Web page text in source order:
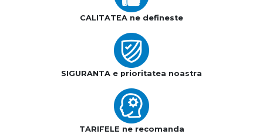
CALITATEA ne defineste
SIGURANTA e prioritatea noastra
TARIFELE ne recomanda